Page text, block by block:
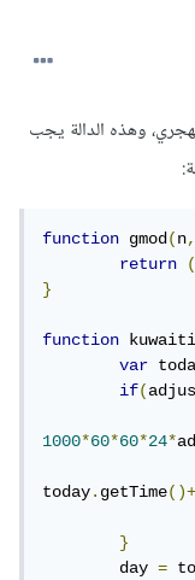
وهذه الدالة يجب
function gmod(n
return
}
function
var
if(
1000*60*60*24*
today.getTime
}
	day
=